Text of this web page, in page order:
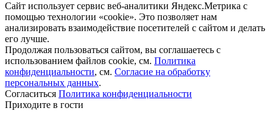
Сайт использует сервис веб-аналитики Яндекс.Метрика с
помощью технологии «cookie». Это позволяет нам
анализировать взаимодействие посетителей с сайтом и делать
его лучше.
Продолжая пользоваться сайтом, вы соглашаетесь с
использованием файлов соokіе, см. Политика
конфиденциальности, см. Согласие на обработку
персональных данных.
Согласиться Политика конфиденциальности
Приходите в гости